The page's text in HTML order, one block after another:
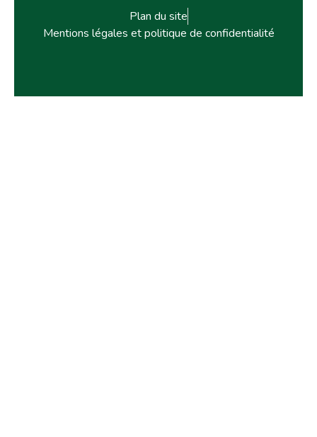
Plan du site
Mentions légales et politique de confidentialité